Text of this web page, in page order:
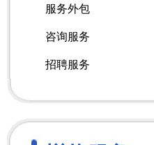
服务外包
咨询服务
招聘服务